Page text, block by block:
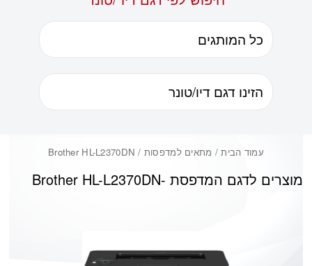
עמוד הבית/ מתאים למדפסות / Brother HL-L2370DN
Brother HL-L2370DNמוצרים לדגם המדפסת -